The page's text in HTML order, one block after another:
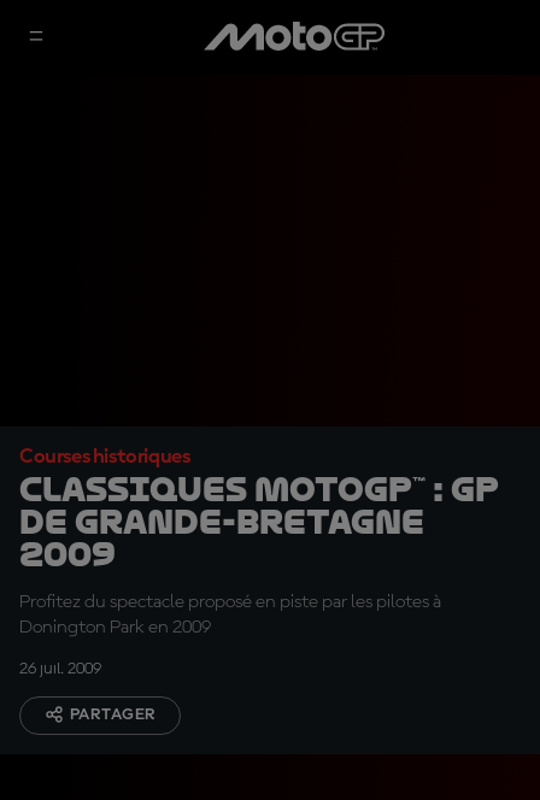
Courses historiques
Classiques MotoGP™ : GP
de Grande-Bretagne
2009
Profitez du spectacle proposé en piste par les pilotes à
Donington Park en 2009
26 juil. 2009
PARTAGER